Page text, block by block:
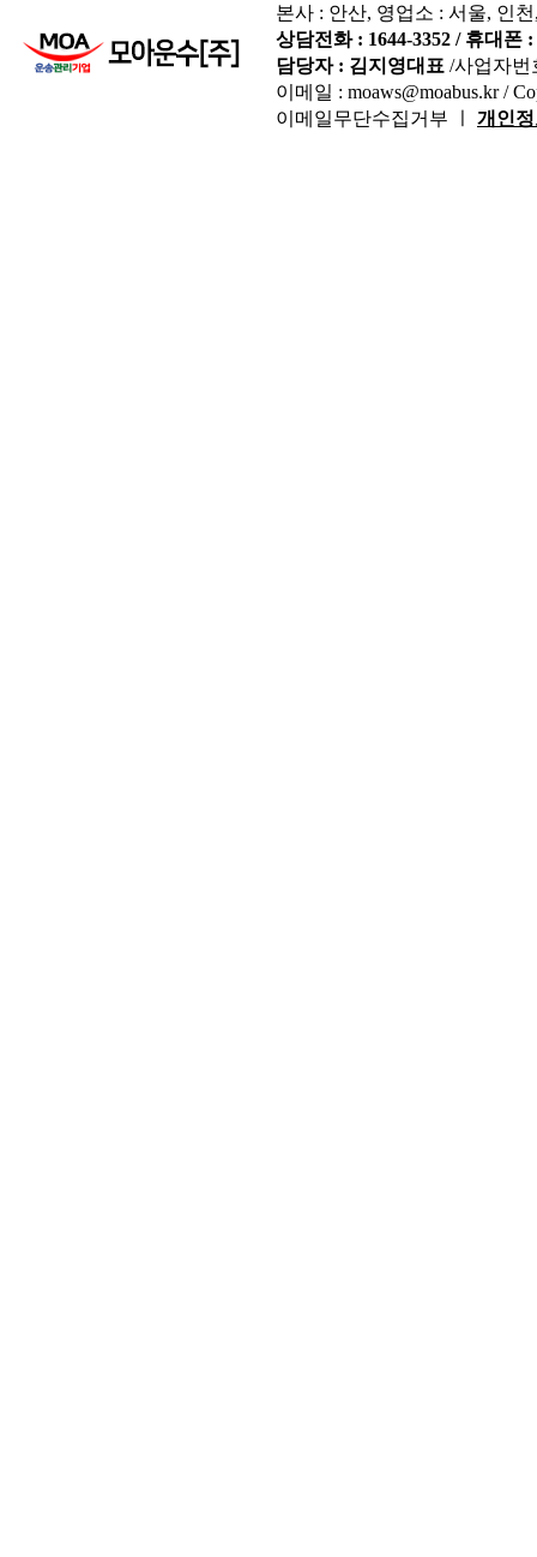
본사 : 안산, 영업소 : 서울, 인
상담전화 : 1644-3352 / 휴대폰
담당자 : 김지영대표 /사업자번
이메일 : moaws@moabus.kr /
이메일무단수집거부 ㅣ 개인